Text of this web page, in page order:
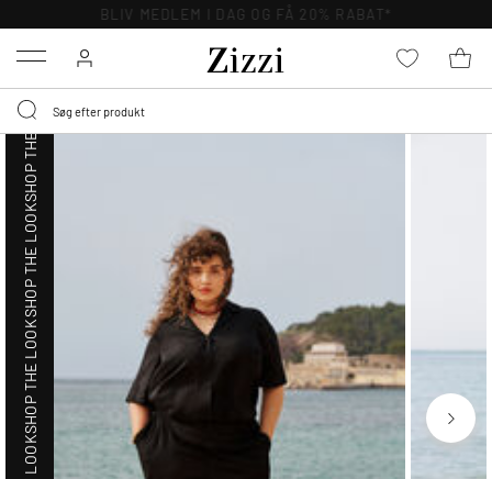
BLIV MEDLEM I DAG OG FÅ 20% RABAT*
Menu
SHOP THE LOOK
SHOP THE LOOK
SHOP THE LOOK
SHOP THE LOOK